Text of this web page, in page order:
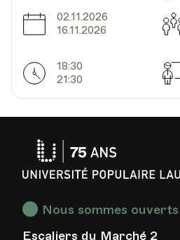
Date
02.11.2026
16.11.2026
Horarires
18:30
21:30
Nous sommes ouverts
Escaliers du Marché 2